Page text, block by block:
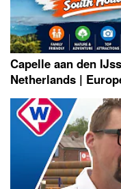
Capelle aan den
Netherlands |